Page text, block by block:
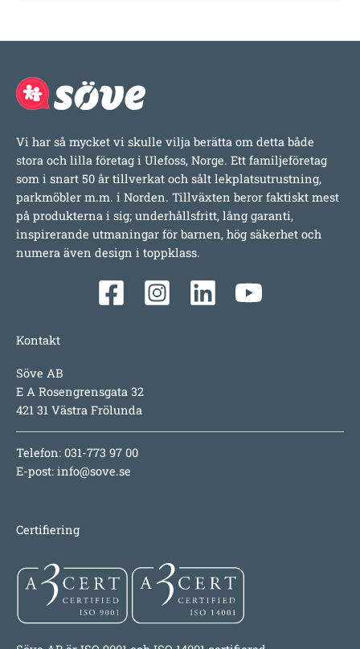
Vi har så mycket vi skulle vilja berätta om detta både
stora och lilla företag i Ulefoss, Norge. Ett familjeföretag
som i snart 50 år tillverkat och sålt lekplatsutrustning,
parkmöbler m.m. i Norden. Tillväxten beror faktiskt mest
på produkterna i sig; underhållsfritt, lång garanti,
inspirerande utmaningar för barnen, hög säkerhet och
numera även design i toppklass.
Kontakt
Söve AB
E A Rosengrensgata 32
421 31 Västra Frölunda
Telefon: 031-773 97 00
E-post: info@sove.se
Certifiering